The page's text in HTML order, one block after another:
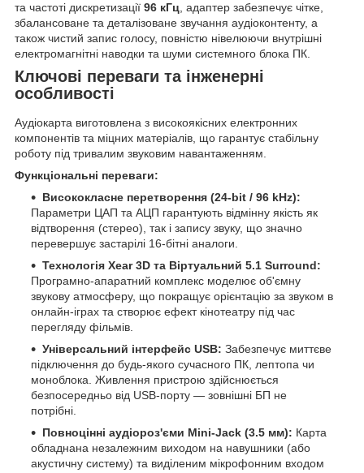
та частоті дискретизації 96 кГц, адаптер забезпечує чітке,
збалансоване та деталізоване звучання аудіоконтенту, а
також чистий запис голосу, повністю нівелюючи внутрішні
електромагнітні наводки та шуми системного блока ПК.
Ключові переваги та інженерні
особливості
Аудіокарта виготовлена з високоякісних електронних
компонентів та міцних матеріалів, що гарантує стабільну
роботу під тривалим звуковим навантаженням.
Функціональні переваги:
Висококласне перетворення (24-bit / 96 kHz):
Параметри ЦАП та АЦП гарантують відмінну якість як
відтворення (стерео), так і запису звуку, що значно
перевершує застарілі 16-бітні аналоги.
Технологія Xear 3D та Віртуальний 5.1 Surround:
Програмно-апаратний комплекс моделює об'ємну
звукову атмосферу, що покращує орієнтацію за звуком в
онлайн-іграх та створює ефект кінотеатру під час
перегляду фільмів.
Універсальний інтерфейс USB: Забезпечує миттєве
підключення до будь-якого сучасного ПК, лептопа чи
моноблока. Живлення пристрою здійснюється
безпосередньо від USB-порту — зовнішні БП не
потрібні.
Повноцінні аудіороз'єми Mini-Jack (3.5 мм): Карта
обладнана незалежним виходом на навушники (або
акустичну систему) та виділеним мікрофонним входом